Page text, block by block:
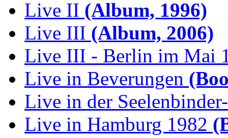
Live II (Album, 1996)
Live III (Album, 2006)
Live III - Berlin im Mai
Live in Beverungen
Live in der
Live in Hamburg 1982